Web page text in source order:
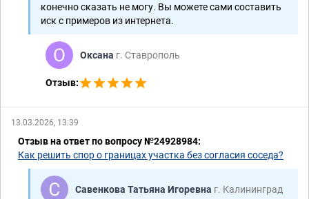
конечно сказать не могу. Вы можете сами составить
иск с примеров из интернета.
Оксана г. Ставрополь
Отзыв:
13.03.2026, 13:39
Отзыв на ответ по вопросу №24928984:
Как решить спор о границах участка без согласия соседа?
Савенкова Татьяна Игоревна г. Калининград